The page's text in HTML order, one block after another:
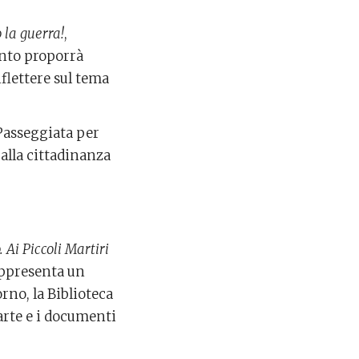
la guerra!,
proporrà
sul tema
per
cittadinanza
Ai Piccoli Martiri
un
la Biblioteca
e i documenti